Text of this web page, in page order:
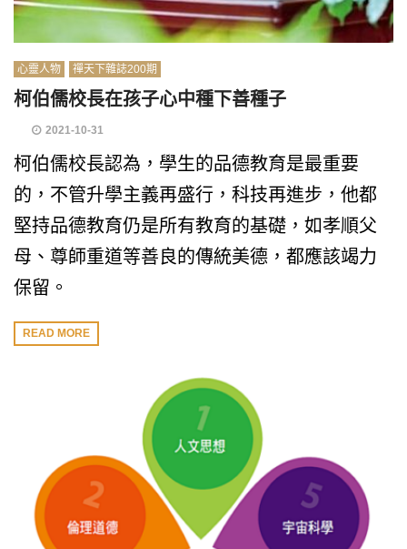
心靈人物 禪天下雜誌200期
柯伯儒校長在孩子心中種下善種子
2021-10-31
柯伯儒校長認為，學生的品德教育是最重要
的，不管升學主義再盛行，科技再進步，他都
堅持品德教育仍是所有教育的基礎，如孝順父
母、尊師重道等善良的傳統美德，都應該竭力
保留。
READ MORE